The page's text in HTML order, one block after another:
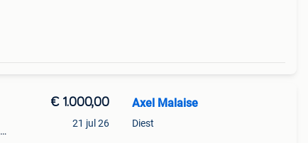
€ 1.000,00
21 jul 26
Axel Malaise
Diest